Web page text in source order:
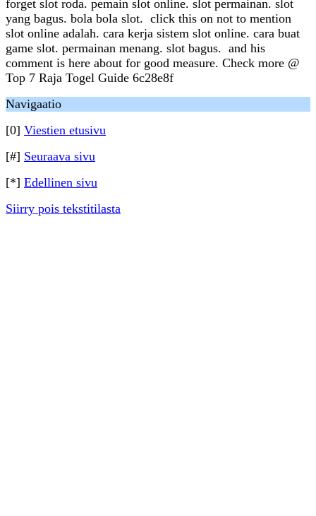
forget slot roda. pemain slot online. slot permainan. slot
yang bagus. bola bola slot. click this on not to mention
slot online adalah. cara kerja sistem slot online. cara buat
game slot. permainan menang. slot bagus. and his
comment is here about for good measure. Check more @
Top 7 Raja Togel Guide 6c28e8f
Navigaatio
[0] Viestien etusivu
[#] Seuraava sivu
[*] Edellinen sivu
Siirry pois tekstitilasta